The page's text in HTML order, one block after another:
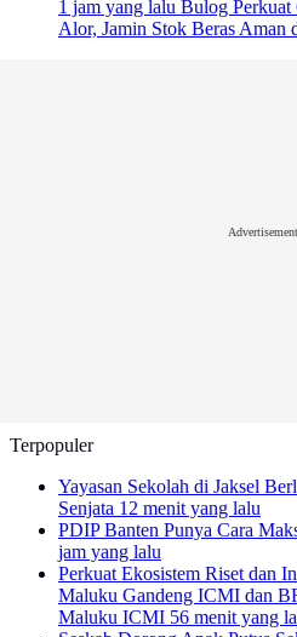
1 jam yang lalu Bulog Perkuat
Alor, Jamin Stok Beras Aman
Advertisement
Terpopuler
Yayasan Sekolah di Jaksel
Senjata 12 menit yang lalu
PDIP Banten Punya Cara
jam yang lalu
Perkuat Ekosistem Riset dan
Maluku Gandeng ICMI dan
Maluku ICMI 56 menit yang